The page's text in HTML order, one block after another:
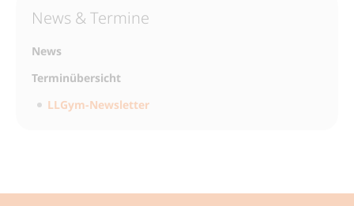
News & Termine
News
Terminübersicht
LLGym-Newsletter